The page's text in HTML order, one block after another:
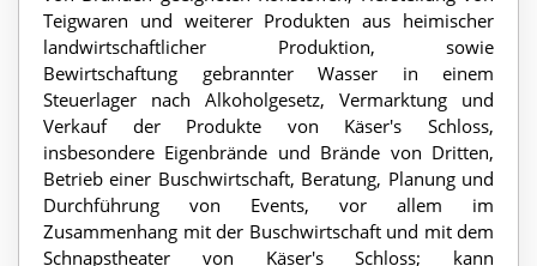
Teigwaren und weiterer Produkten aus heimischer
landwirtschaftlicher Produktion, sowie
Bewirtschaftung gebrannter Wasser in einem
Steuerlager nach Alkoholgesetz, Vermarktung und
Verkauf der Produkte von Käser's Schloss,
insbesondere Eigenbrände und Brände von Dritten,
Betrieb einer Buschwirtschaft, Beratung, Planung und
Durchführung von Events, vor allem im
Zusammenhang mit der Buschwirtschaft und mit dem
Schnapstheater von Käser's Schloss; kann